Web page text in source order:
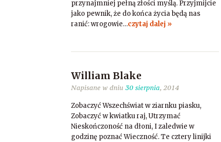
przynajmniej pełną złości myślą. Przyjmijcie
jako pewnik, że do końca życia będą nas
ranić: wrogowie…czytaj dalej »
William Blake
Napisane w dniu 30 sierpnia, 2014
Zobaczyć Wszechświat w ziarnku piasku,
Zobaczyć w kwiatku raj, Utrzymać
Nieskończoność na dłoni, I zaledwie w
godzinę poznać Wieczność. Te cztery linijki